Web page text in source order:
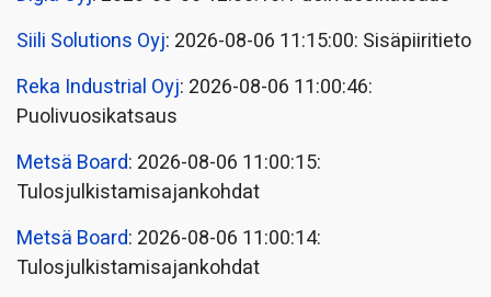
Siili Solutions Oyj: 2026-08-06 11:15:00: Sisäpiiritieto
Reka Industrial Oyj: 2026-08-06 11:00:46:
Puolivuosikatsaus
Metsä Board: 2026-08-06 11:00:15:
Tulosjulkistamisajankohdat
Metsä Board: 2026-08-06 11:00:14:
Tulosjulkistamisajankohdat